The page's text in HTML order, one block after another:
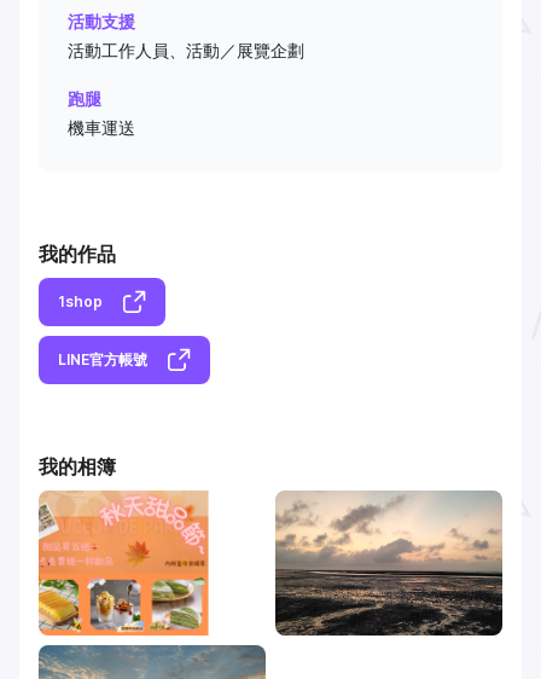
活動支援
活動工作人員、活動／展覽企劃
跑腿
機車運送
我的作品
1shop
LINE官方帳號
我的相簿